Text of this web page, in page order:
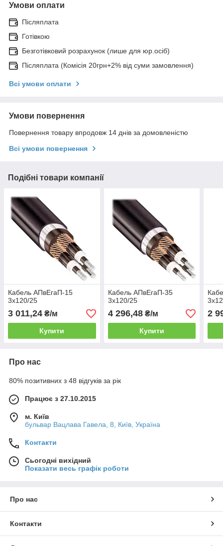
Умови оплати
Післяплата
Готівкою
Безготівковий розрахунок (лише для юр.осіб)
Післяплата (Комісія 20грн+2% від суми замовлення)
Всі умови оплати
Умови повернення
Повернення товару впродовж 14 днів за домовленістю
Всі умови повернення
Подібні товари компанії
Кабель АПвЕгаП‑15
3х120/25
3 011,24 ₴/м
Купити
Кабель АПвЕгаП‑35
3х120/25
4 296,48₴/м
Купити
2
Про нас
80% позитивних з 48 відгуків за рік
Працює з 27.10.2015
м. Київ
бульвар Вацлава Гавела, 8, Київ, Україна
Контакти
Сьогодні вихідний
Показати весь графік роботи
Про нас
Контакти